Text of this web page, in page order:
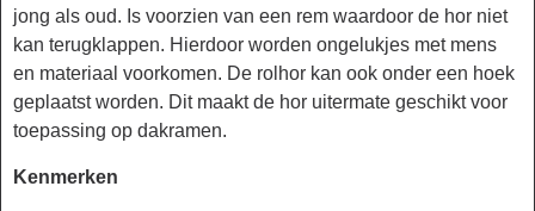
jong als oud. Is voorzien van een rem waardoor de hor niet
kan terugklappen. Hierdoor worden ongelukjes met mens
en materiaal voorkomen. De rolhor kan ook onder een hoek
geplaatst worden. Dit maakt de hor uitermate geschikt voor
toepassing op dakramen.
Kenmerken